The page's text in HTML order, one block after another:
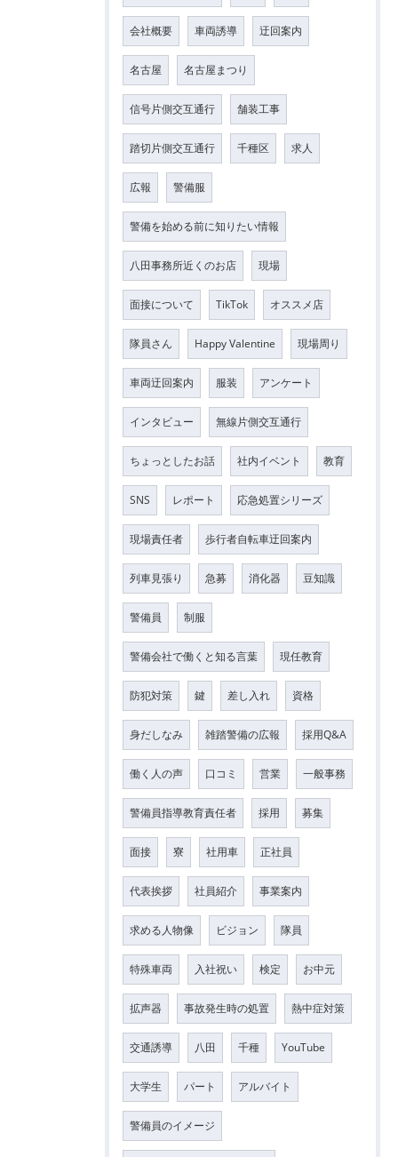
会社概要 車両誘導 迂回案内
名古屋 名古屋まつり
信号片側交互通行 舗装工事
踏切片側交互通行 千種区 求人
広報 警備服
警備を始める前に知りたい情報
八田事務所近くのお店 現場
面接について TikTok オススメ店
隊員さん Happy Valentine 現場周り
車両迂回案内 服装 アンケート
インタビュー 無線片側交互通行
ちょっとしたお話 社内イベント 教育
SNS レポート 応急処置シリーズ
現場責任者 歩行者自転車迂回案内
列車見張り 急募 消化器 豆知識
警備員 制服
警備会社で働くと知る言葉 現任教育
防犯対策 鍵 差し入れ 資格
身だしなみ 雑踏警備の広報 採用Q&A
働く人の声 口コミ 営業 一般事務
警備員指導教育責任者 採用 募集
面接 寮 社用車 正社員
代表挨拶 社員紹介 事業案内
求める人物像 ビジョン 隊員
特殊車両 入社祝い 検定 お中元
拡声器 事故発生時の処置 熱中症対策
交通誘導 八田 千種 YouTube
大学生 パート アルバイト
警備員のイメージ